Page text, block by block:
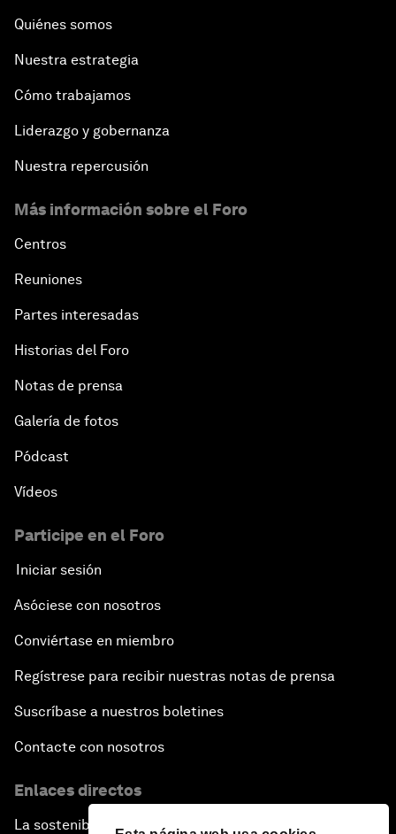
Quiénes somos
Nuestra estrategia
Cómo trabajamos
Liderazgo y gobernanza
Nuestra repercusión
Más información sobre el Foro
Centros
Reuniones
Partes interesadas
Historias del Foro
Notas de prensa
Galería de fotos
Pódcast
Vídeos
Participe en el Foro
Iniciar sesión
Asóciese con nosotros
Conviértase en miembro
Regístrese para recibir nuestras notas de prensa
Suscríbase a nuestros boletines
Contacte con nosotros
Enlaces directos
La sostenibilidad en el Foro